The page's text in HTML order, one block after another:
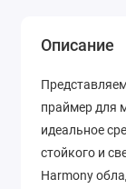
Описание
праймер для
идеальное
стойкого и
Harmony